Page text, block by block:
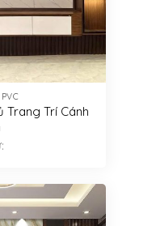
Trang Trí Cánh